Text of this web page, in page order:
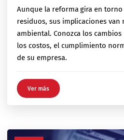
Aunque la reforma gira en
residuos, sus implicaciones van
ambiental. Conozca los
los costos, el cumplimiento
de su empresa.
Ver más